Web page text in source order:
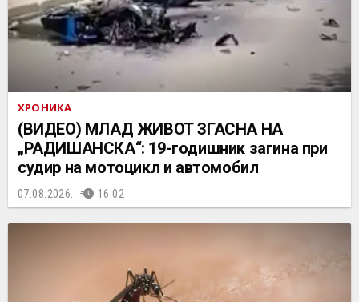
ХРОНИКА
(ВИДЕО) МЛАД ЖИВОТ ЗГАСНА НА
„РАДИШАНСКА“: 19-годишник загина при
судир на мотоцикл и автомобил
07.08.2026. 16:02